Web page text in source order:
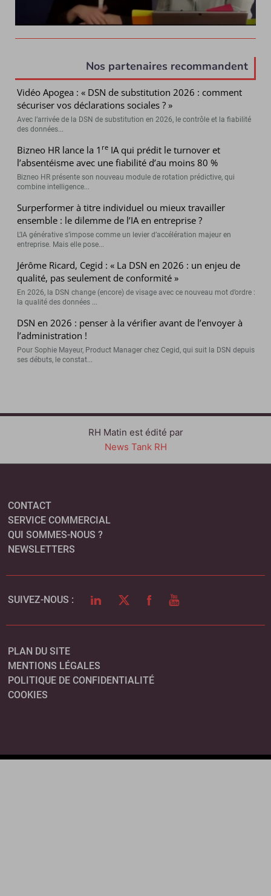
Nos partenaires recommandent
Vidéo Apogea : « DSN de substitution 2026 : comment
sécuriser vos déclarations sociales ? »
Avec l’arrivée de la DSN de substitution en 2026, le contrôle et la fiabilité
des données...
Bizneo HR lance la 1 re IA qui prédit le turnover et
l’absentéisme avec une fiabilité d’au moins 80 %
Bizneo HR présente son nouveau module de rotation prédictive, qui
combine intelligence...
Surperformer à titre individuel ou mieux travailler
ensemble : le dilemme de l’IA en entreprise ?
L’IA générative s’impose comme un levier d’accélération majeur en
entreprise. Mais elle pose...
Jérôme Ricard, Cegid : « La DSN en 2026 : un enjeu de
qualité, pas seulement de conformité »
En 2026, la DSN change (encore) de visage avec ce nouveau mot d’ordre :
la qualité des données ...
DSN en 2026 : penser à la vérifier avant de l’envoyer à
l’administration !
Pour Sophie Mayeur, Product Manager chez Cegid, qui suit la DSN depuis
ses débuts, le constat...
RH Matin est édité par
News Tank RH
CONTACT
SERVICE COMMERCIAL
QUI SOMMES-NOUS ?
NEWSLETTERS
SUIVEZ-NOUS : LINKEDINTWITTERFACEBOOK
YOUTUBE
PLAN DU SITE
MENTIONS LÉGALES
POLITIQUE DE CONFIDENTIALITÉ
COOKIES